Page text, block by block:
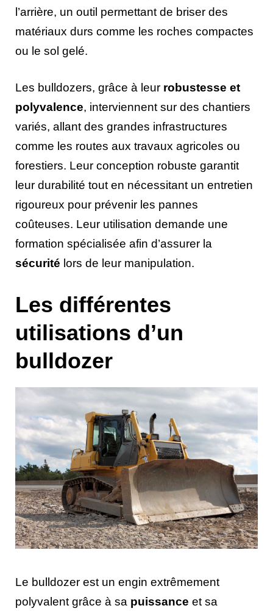
l’arrière, un outil permettant de briser des
matériaux durs comme les roches compactes
ou le sol gelé.
Les bulldozers, grâce à leur robustesse et
polyvalence, interviennent sur des chantiers
variés, allant des grandes infrastructures
comme les routes aux travaux agricoles ou
forestiers. Leur conception robuste garantit
leur durabilité tout en nécessitant un entretien
rigoureux pour prévenir les pannes
coûteuses. Leur utilisation demande une
formation spécialisée afin d’assurer la
sécurité lors de leur manipulation.
Les différentes
utilisations d’un
bulldozer
Le bulldozer est un engin extrêmement
polyvalent grâce à sa puissance et sa